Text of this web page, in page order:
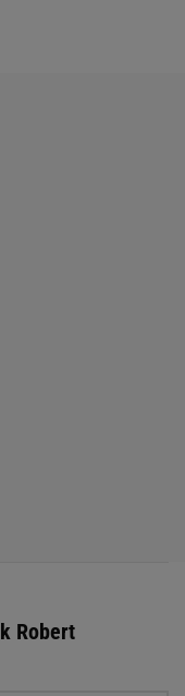
Robert